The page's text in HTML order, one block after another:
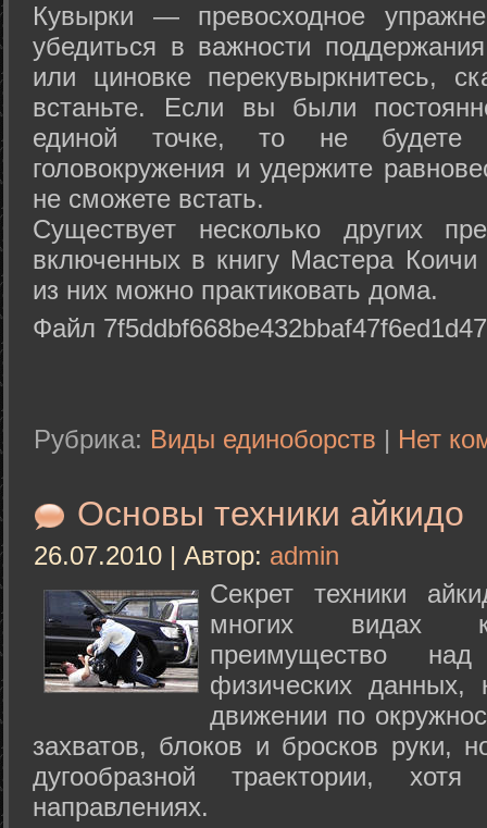
Кувырки — превосходное
убедиться в важности
или циновке перекувыркнитесь,
встаньте. Если вы были
единой точке, то не будете
головокружения и удержите
не сможете встать.
Существует несколько других
включенных в книгу Мастера
из них можно практиковать дома.
Файл
Рубрика: Виды единоборств | Нет
Основы техники айкидо
26.07.2010 | Автор: admin
Секрет техники
многих видах
преимущество
физических данных,
движении по
захватов, блоков и бросков руки,
дугообразной траектории,
направлениях.